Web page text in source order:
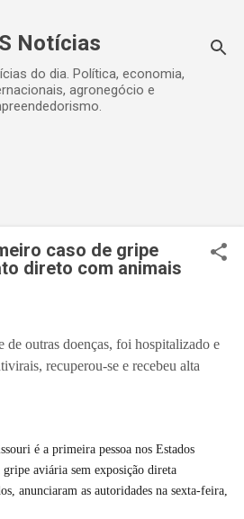
Notícias
do dia. Política, economia,
agronegócio e
caso de gripe
direto com animais
de outras doenças, foi hospitalizado e
recuperou-se e recebeu alta
é a primeira pessoa nos Estados
aviária sem exposição direta
anunciaram as autoridades na sexta-feira,